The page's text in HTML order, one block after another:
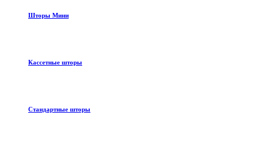
Шторы Мини
Кассетные шторы
Стандартные шторы